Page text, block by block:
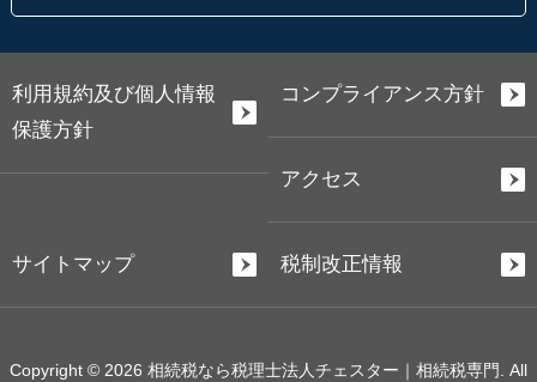
利用規約及び個人情報
保護方針
コンプライアンス方針
アクセス
サイトマップ 税制改正情報
Copyright © 2026 相続税なら税理士法人チェスター｜相続税専門. All